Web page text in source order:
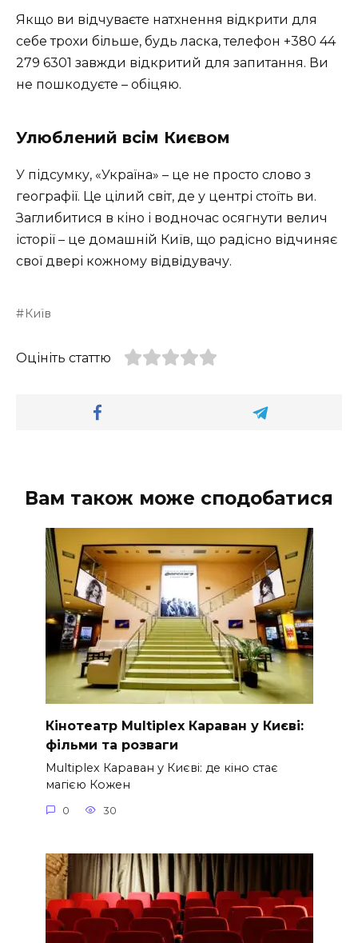
Якщо ви відчуваєте натхнення відкрити для
себе трохи більше, будь ласка, телефон +380 44
279 6301 завжди відкритий для запитання. Ви
не пошкодуєте – обіцяю.
Улюблений всім Києвом
У підсумку, «Україна» – це не просто слово з
географії. Це цілий світ, де у центрі стоїть ви.
Заглибитися в кіно і водночас осягнути велич
історії – це домашній Київ, що радісно відчиняє
свої двері кожному відвідувачу.
Київ
Оцініть статтю
Вам також може сподобатися
Кінотеатр Multiplex Караван у Києві:
фільми та розваги
Multiplex Караван у Києві: де кіно стає
магією Кожен
0 30